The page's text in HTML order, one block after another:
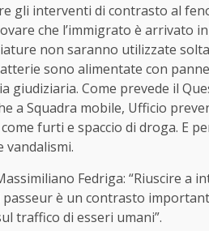
gli interventi di contrasto al
che l’immigrato è arrivato
non saranno utilizzate
sono alimentate con
giudiziaria. Come prevede il
a Squadra mobile, Ufficio
furti e spaccio di droga. E
Fedriga: “Riuscire a
è un contrasto
traffico di esseri umani”.